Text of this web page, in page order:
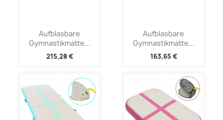
Aufblasbare
Gymnastikmatte...
215,28 €
Aufblasbare
Gymnastikmatte...
163,65 €